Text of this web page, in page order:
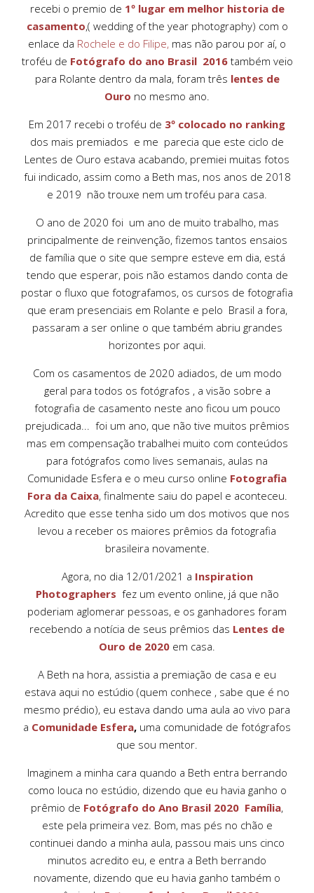
recebi o premio de 1º lugar em melhor historia de
casamento,( wedding of the year photography) com o
enlace da Rochele e do Filipe, mas não parou por aí, o
troféu de Fotógrafo do ano Brasil 2016 também veio
para Rolante dentro da mala, foram três lentes de
Ouro no mesmo ano.
Em 2017 recebi o troféu de 3º colocado no ranking
dos mais premiados e me parecia que este ciclo de
Lentes de Ouro estava acabando, premiei muitas fotos
fui indicado, assim como a Beth mas, nos anos de 2018
e 2019 não trouxe nem um troféu para casa.
O ano de 2020 foi um ano de muito trabalho, mas
principalmente de reinvenção, fizemos tantos ensaios
de família que o site que sempre esteve em dia, está
tendo que esperar, pois não estamos dando conta de
postar o fluxo que fotografamos, os cursos de fotografia
que eram presenciais em Rolante e pelo Brasil a fora,
passaram a ser online o que também abriu grandes
horizontes por aqui.
Com os casamentos de 2020 adiados, de um modo
geral para todos os fotógrafos , a visão sobre a
fotografia de casamento neste ano ficou um pouco
prejudicada... foi um ano, que não tive muitos prêmios
mas em compensação trabalhei muito com conteúdos
para fotógrafos como lives semanais, aulas na
Comunidade Esfera e o meu curso online Fotografia
Fora da Caixa, finalmente saiu do papel e aconteceu.
Acredito que esse tenha sido um dos motivos que nos
levou a receber os maiores prêmios da fotografia
brasileira novamente.
Agora, no dia 12/01/2021 a Inspiration
Photographers fez um evento online, já que não
poderiam aglomerar pessoas, e os ganhadores foram
recebendo a notícia de seus prêmios das Lentes de
Ouro de 2020 em casa.
A Beth na hora, assistia a premiação de casa e eu
estava aqui no estúdio (quem conhece , sabe que é no
mesmo prédio), eu estava dando uma aula ao vivo para
a Comunidade Esfera, uma comunidade de fotógrafos
que sou mentor.
Imaginem a minha cara quando a Beth entra berrando
como louca no estúdio, dizendo que eu havia ganho o
prêmio de Fotógrafo do Ano Brasil 2020 Família,
este pela primeira vez. Bom, mas pés no chão e
continuei dando a minha aula, passou mais uns cinco
minutos acredito eu, e entra a Beth berrando
novamente, dizendo que eu havia ganho também o